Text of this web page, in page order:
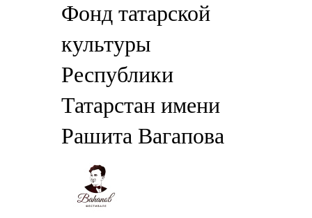
Фонд татарской
культуры
Республики
Татарстан имени
Рашита Вагапова